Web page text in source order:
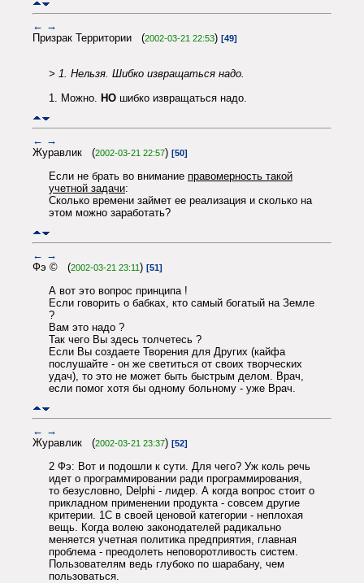
← →
Призрак Территории (2002-03-21 22:53) [49]
> 1. Нельзя. Шибко извращаться надо.
1. Можно. НО шибко извращаться надо.
← →
Журавлик (2002-03-21 22:57) [50]
Если не брать во внимание правомерность такой
учетной задачи:
Сколько времени займет ее реализация и сколько на
этом можно заработать?
← →
Фэ © (2002-03-21 23:11 ) [51]
А вот это вопрос принципа !
Если говорить о бабках, кто самый богатый на Земле
?
Вам это надо ?
Так чего Вы здесь толчетесь ?
Если Вы создаете Творения для Других (кайфа
послушайте - он же светиться от своих творческих
удач), то это не может быть быстрым делом. Врач,
если помог хотя бы одному больному - уже Врач.
← →
Журавлик (2002-03-21 23:37) [52]
2 Фэ: Вот и подошли к сути. Для чего? Уж коль речь
идет о программировании ради программирования,
то безусловно, Delphi - лидер. А когда вопрос стоит о
прикладном применении продукта - совсем другие
критерии. 1С в своей ценовой категории - неплохая
вещь. Когда волею законодателей радикально
меняется учетная политика предприятия, главная
проблема - преодолеть неповоротливость систем.
Пользователям ведь глубоко по шарабану, чем
пользоваться.